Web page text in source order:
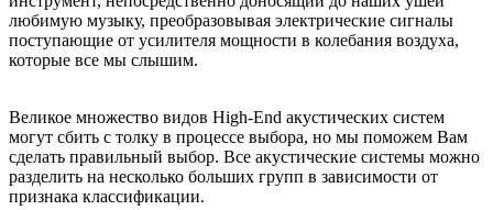
любимую музыку, преобразовывая электрические сигналы
поступающие от усилителя мощности в колебания воздуха,
которые все мы слышим.
Великое множество видов High-End акустических систем
могут сбить с толку в процессе выбора, но мы поможем Вам
сделать правильный выбор. Все акустические системы можно
разделить на несколько больших групп в зависимости от
признака классификации.